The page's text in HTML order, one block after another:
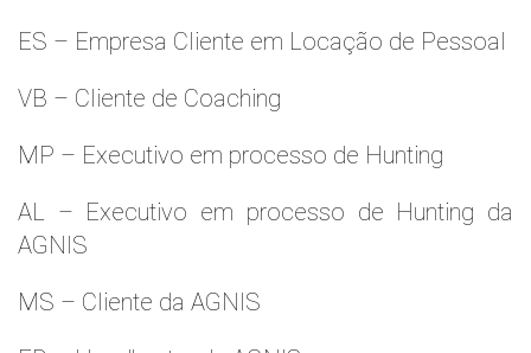
ES – Empresa Cliente em Locação de Pessoal
VB – Cliente de Coaching
MP – Executivo em processo de Hunting
AL – Executivo em processo de Hunting da
AGNIS
MS – Cliente da AGNIS